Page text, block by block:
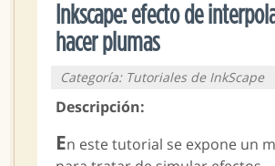
Inkscape: efecto de
hacer plumas
Categoría: Tutoriales de InkScape
Descripción:
En este tutorial se expone un